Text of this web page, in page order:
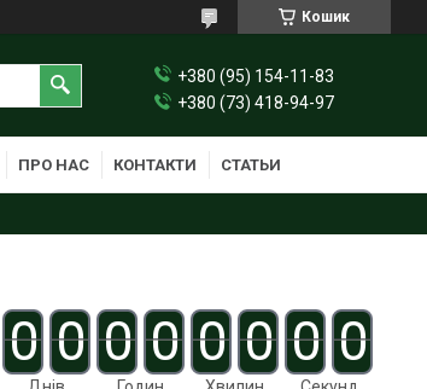
Кошик
+380 (95) 154-11-83
+380 (73) 418-94-97
ПРО НАС КОНТАКТИ СТАТЬИ
0 0 0 0 0 0 0 0